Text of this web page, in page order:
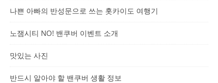
나쁜 아빠의 반성문으로 쓰는 홋카이도 여행기
노잼시티 NO! 밴쿠버 이벤트 소개
맛있는 사진
반드시 알아야 할 밴쿠버 생활 정보